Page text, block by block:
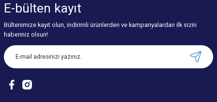
Görüş ve önerileriniz için teşekkür ederiz.
Ürün resmi kalitesiz, bozuk veya görüntülenemiyor.
Ürün açıklamasında eksik bilgiler bulunuyor.
Ürün bilgilerinde hatalar bulunuyor.
Bu ürüne benzer farklı alternatifler olmalı.
E-bülten kayıt
Bültenimize kayıt olun, indirimli ürünlerden ve kampanyalardan ilk sizin
haberiniz olsun!